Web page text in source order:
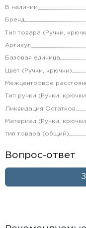
В наличии
Бренд
Тип товара (Ручки,
Артикул
Базовая единица
Цвет (Ручки, крючки)
Межцентровое
Тип ручки (Ручки,
Ликвидация Остатков
Материал (Ручки,
тип товара (общий)
Вопрос-ответ